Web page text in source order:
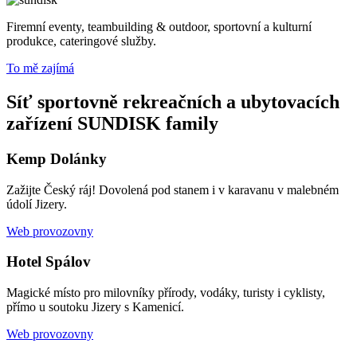
Firemní eventy, teambuilding & outdoor, sportovní a kulturní
produkce, cateringové služby.
To mě zajímá
Síť sportovně rekreačních a ubytovacích
zařízení SUNDISK family
Kemp Dolánky
Zažijte Český ráj! Dovolená pod stanem i v karavanu v malebném
údolí Jizery.
Web provozovny
Hotel Spálov
Magické místo pro milovníky přírody, vodáky, turisty i cyklisty,
přímo u soutoku Jizery s Kamenicí.
Web provozovny